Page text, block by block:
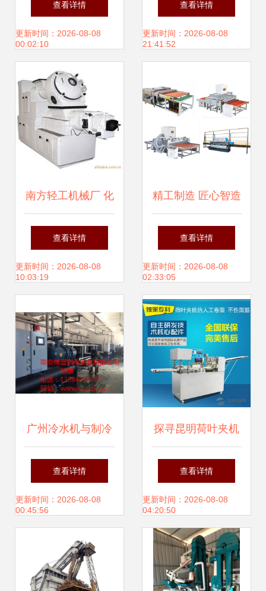
品展示与相册
查看详情
更新时间：2026-08-08
00:02:10
机械打造的品质之
查看详情
更新时间：2026-08-08
21:41:52
南方轻工机械厂 化
工成型设备产品列
表
查看详情
更新时间：2026-08-08
10:03:19
精工制造 匠心智造
——佛山市顺德区
伦教弘泰鑫玻璃机
械厂发展侧记
查看详情
更新时间：2026-08-08
02:33:05
广州冷水机与制冷
机选购指南 南京博
盛制冷厂家价格、
解析
查看详情
更新时间：2026-08-08
00:45:56
探寻昆明荷叶夹机
制造厂家 优质机械
设备的选择指南
查看详情
更新时间：2026-08-08
04:20:50